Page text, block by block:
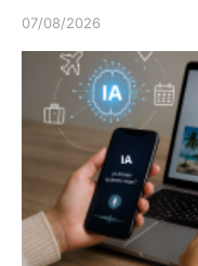
07/08/2026